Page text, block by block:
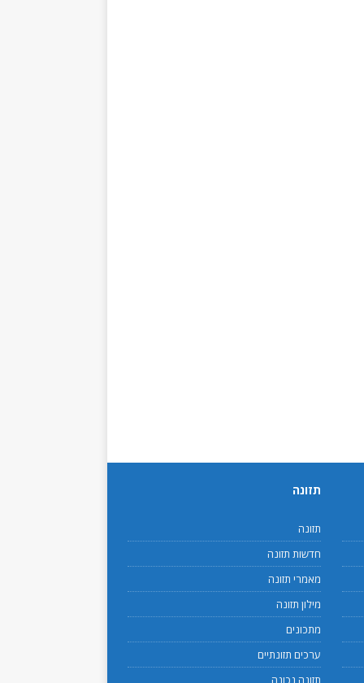
תזונה
תזונה
חדשות תזונה
מאמרי תזונה
מילון תזונה
מתכונים
ערכים תזונתיים
תזונה נכונה